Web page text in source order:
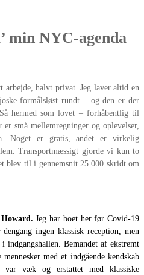
min NYC-agenda
halvt privat. Jeg laver altid en
formålsløst rundt – og den er der
hermed som lovet – forhåbentlig til
små mellemregninger og oplevelser,
Noget er gratis, andet er virkelig
Transportmæssigt gjorde vi kun to
blev til i gennemsnit 25.000 skridt om
Howard.Jeg har boet her før Covid-19
ingen klassisk reception, men
indgangshallen. Bemandet af ekstremt
med et indgående kendskab
væk og erstattet med klassiske